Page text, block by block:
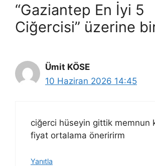
“Gaziantep En İyi 5
Ciğercisi” üzerine
Ümit KÖSE
10 Haziran 2026 14:45
ciğerci hüseyin gittik memnun
fiyat ortalama öneririrm
Yanıtla